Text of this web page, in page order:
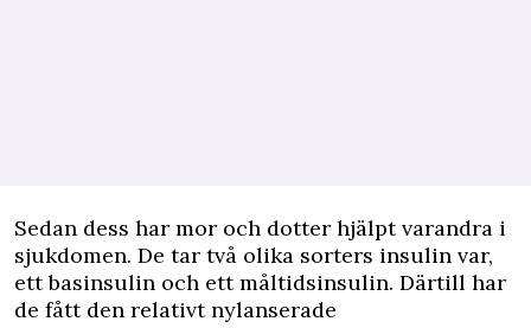
Sedan dess har mor och dotter hjälpt varandra i
sjukdomen. De tar två olika sorters insulin var,
ett basinsulin och ett måltidsinsulin. Därtill har
de fått den relativt nylanserade